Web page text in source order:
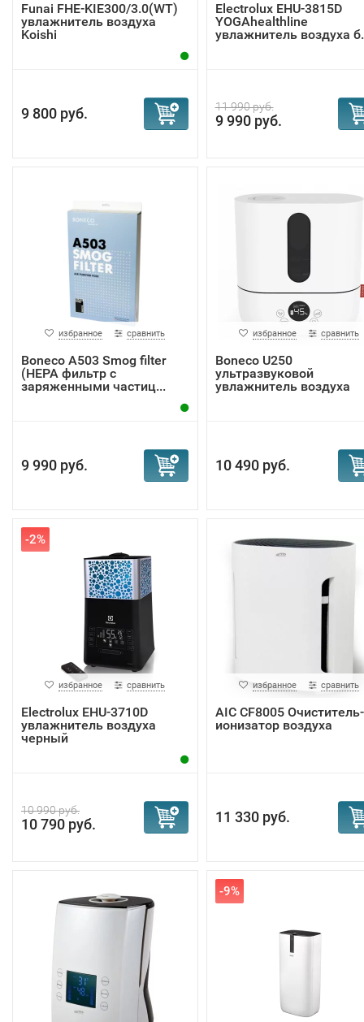
Funai FHE-KIE300/3.0(WT)
увлажнитель воздуха
Koishi
9 800 руб.
Electrolux EHU-3815D
YOGAhealthline
увлажнитель воздуха
11 990 руб.
9 990 руб.
избранное сравнить
Boneco A503 Smog filter
(HEPA фильтр с
заряженными частиц...
9 990 руб.
избранное сравнить
Boneco U250
ультразвуковой
увлажнитель воздуха
10 490 руб.
-2%
избранное сравнить
Electrolux EHU-3710D
увлажнитель воздуха
черный
10 990 руб.
10 790 руб.
избранное сравнить
AIC CF8005 Очиститель-
ионизатор воздуха
11 330 руб.
-9%